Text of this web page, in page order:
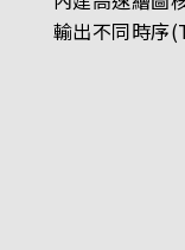
輸出不同時序